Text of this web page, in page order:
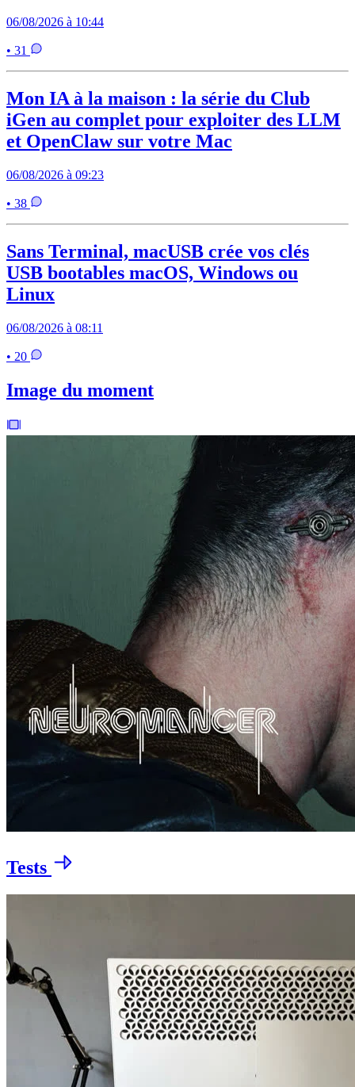
06/08/2026 à 10:44
• 31
Mon IA à la maison : la série du Club
iGen au complet pour exploiter des LLM
et OpenClaw sur votre Mac
06/08/2026 à 09:23
• 38
Sans Terminal, macUSB crée vos clés
USB bootables macOS, Windows ou
Linux
06/08/2026 à 08:11
• 20
Image du moment
Tests